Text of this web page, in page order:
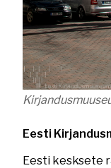
Eesti
Eesti kesksete